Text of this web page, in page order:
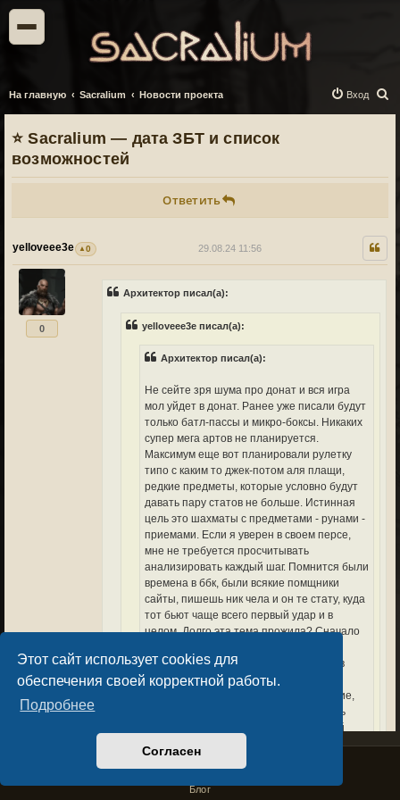
Этот сайт использует cookies для
обеспечения своей корректной работы.
Подробнее
Согласен
На главную Sacralium Новости проекта
о
Вход
⭐ Sacralium — дата ЗБТ и список
возможностей
Ответить
yelloveee3e 0 29.08.24 11:56
0
Архитектор писал(а):
yelloveee3e писал(а):
Архитектор писал(а):
Не сейте зря шума про донат и вся игра
мол уйдет в донат. Ранее уже писали будут
только батл-пассы и микро-боксы. Никаких
супер мега артов не планируется.
Максимум еще вот планировали рулетку
типо с каким то джек-потом аля плащи,
редкие предметы, которые условно будут
давать пару статов не больше. Истинная
цель это шахматы с предметами - рунами -
приемами. Если я уверен в своем персе,
мне не требуется просчитывать
анализировать каждый шаг. Помнится были
времена в ббк, были всякие помщники
сайты, пишешь ник чела и он те стату, куда
тот бьют чаще всего первый удар и в
целом. Долго эта тема прожила? Сначало
удары игрока, а в итоге превратилось в
скуку, что в последствии и пофиксили.
Моя точка зрение пока что лишь мнение,
потому что ну вот оч не хочется делать
разрез блок головы и ног, это странный
блок в априоре.
даже ничего выщитывать. Против игрока со
Privacy PolicyLicense Agreement
Copyright © Sacralium Games 2023-
Блог